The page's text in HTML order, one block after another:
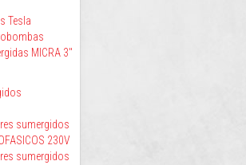
Tesla
MICRA 3"
sumergidos
230V
sumergidos